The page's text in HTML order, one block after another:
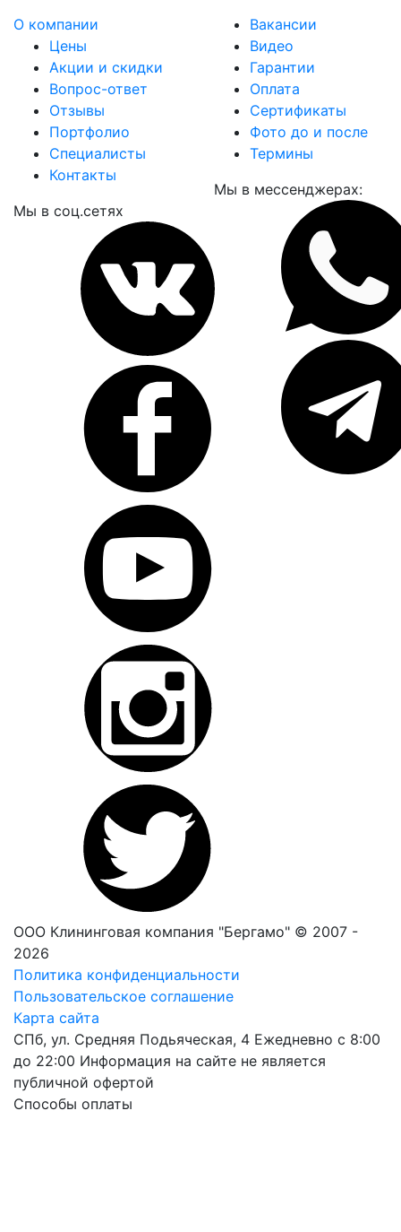
О компании
Цены
Акции и скидки
Вопрос-ответ
Отзывы
Портфолио
Специалисты
Контакты
Мы в соц.сетях
Вакансии
Видео
Гарантии
Оплата
Сертификаты
Фото до и после
Термины
Мы в мессенджерах:
ООО Клининговая компания "Бергамо" © 2007 -
2026
Политика конфиденциальности
Пользовательское соглашение
Карта сайта
СПб, ул. Средняя Подьяческая, 4 Ежедневно с 8:00
до 22:00 Информация на сайте не является
публичной офертой
Способы оплаты